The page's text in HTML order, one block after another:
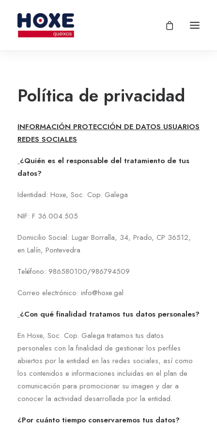
Política de privacidad
INFORMACIÓN PROTECCIÓN DE DATOS USUARIOS
REDES SOCIALES
¿Quién es el responsable del tratamiento de tus
datos?
Identidad: Hoxe, Soc. Cop. Galega
NIF: F 36.004.505
Domicilio Social: Lugar Borralla, 34, Prado, CP 36512,
en Lalín, Pontevedra
Teléfono: 986580100/986794509
Correo electrónico: info@hoxe.gal
¿Con qué finalidad tratamos tus datos personales?
En Hoxe, Soc. Cop. Galega tratamos tus datos
personales con la finalidad de gestionar los perfiles
abiertos por la entidad en las redes sociales, así como
los contenidos e informaciones incluidas en el plan de
comunicación para promocionar su imagen y dar a
conocer la actividad desarrollada por la entidad.
¿Por cuánto tiempo conservaremos tus datos?